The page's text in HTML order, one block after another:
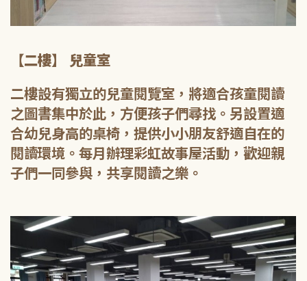
【二樓】 兒童室
二樓設有獨立的兒童閱覽室，將適合孩童閱讀
之圖書集中於此，方便孩子們尋找。另設置適
合幼兒身高的桌椅，提供小小朋友舒適自在的
閱讀環境。每月辦理彩虹故事屋活動，歡迎親
子們一同參與，共享閱讀之樂。